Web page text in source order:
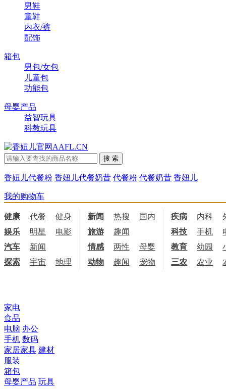
男鞋
童鞋
内衣/裤
配饰
箱包
男包/女包
儿童包
功能包
母婴产品
益智玩具
科教玩具
香妞儿代餐粉 香妞儿代餐奶昔 代餐粉 代餐奶昔 香妞儿
我的购物车
健康 代餐 健身 饮食
新闻 热搜 国内 国际
疾病 内科
娱乐
明星 电影 电视
旅游 趣闻 科技 手机
汽车
新闻 情感 两性 母婴 职场
教育 幼园
探索
宇宙 地理 天文
动物 趣闻 宠物 三农 农业
家电
食品
电脑 办公
手机 数码
家居家具 建材
服装
箱包
母婴产品 玩具